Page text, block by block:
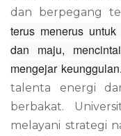
dan berpegang
terus menerus
dan maju,
mengejar keunggulan.
talenta energi
berbakat.
melayani strategi